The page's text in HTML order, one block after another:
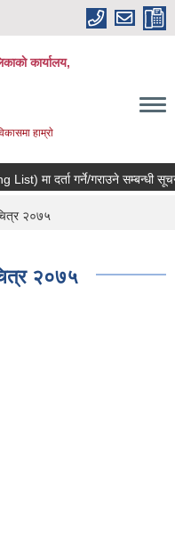
कार्यालय,
हाम्राे
मा दर्ता गर्ने/गराउने सम्बन्धी
२०७५
२०७५